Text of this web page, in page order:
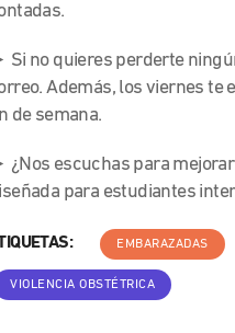
Si no quieres perderte
Además, los viernes te
de semana.
¿Nos escuchas para
para estudiantes
EMBARAZADAS
VIOLENCIA OBSTÉTRICA